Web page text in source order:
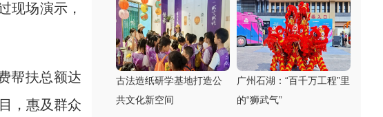
现场演示，
帮扶总额达
，惠及群众
古法造纸研学基地打造公
共文化新空间
广州石湖：“百千万工程”里
的“狮武气”